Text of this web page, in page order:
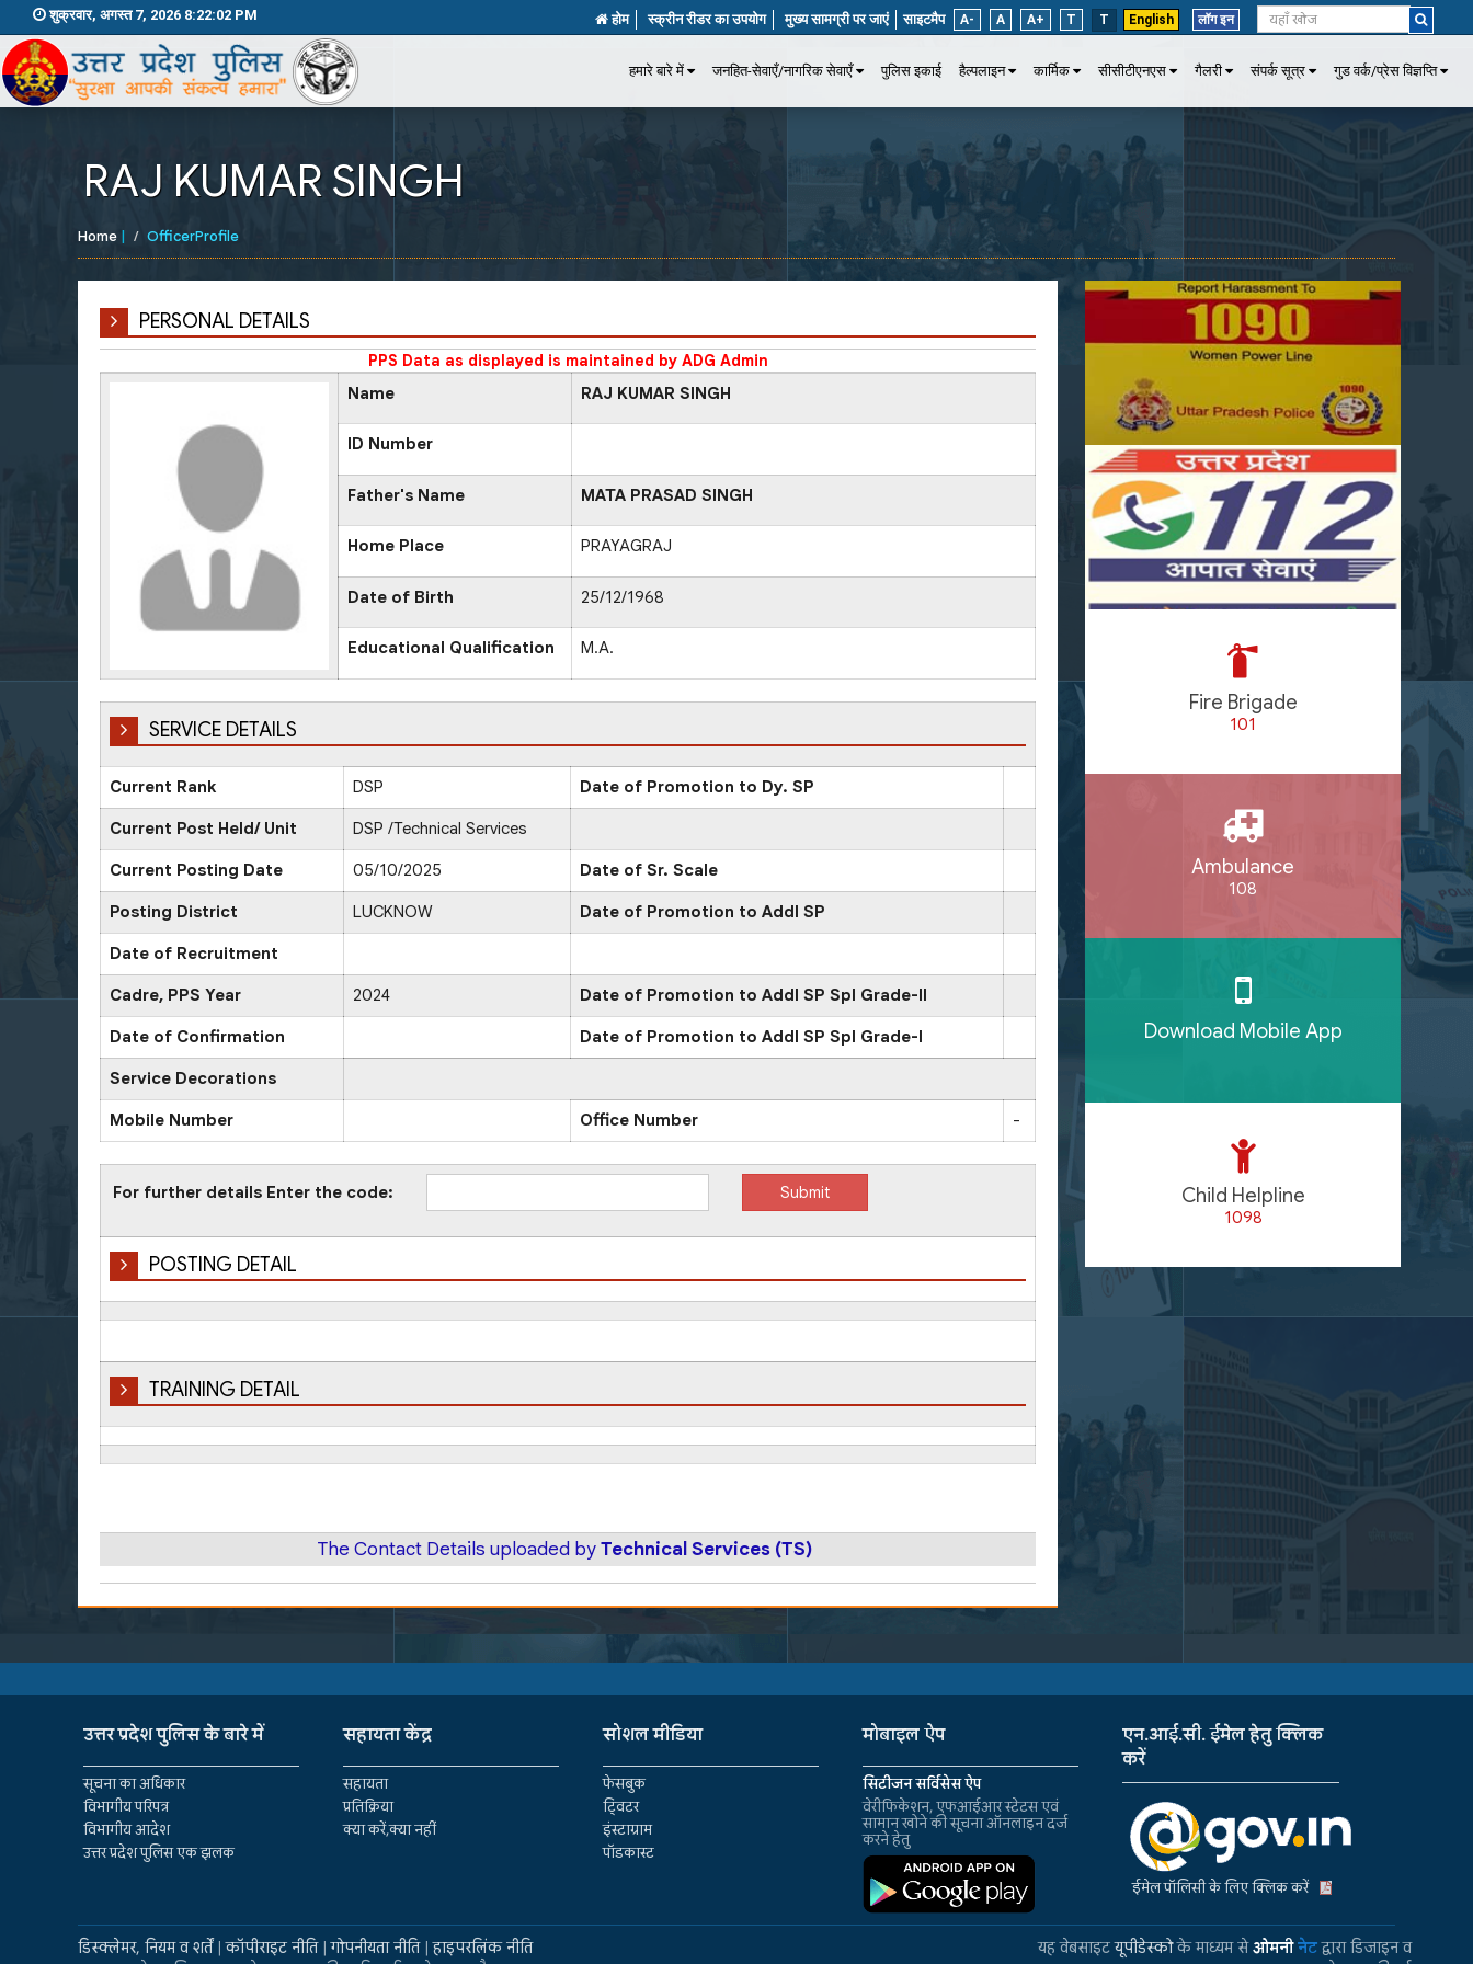
शुक्रवार, अगस्त 7, 2026 8:22:02 PM होम स्क्रीन रीडर का उपयोग मुख्य सामग्री पर जाएं साइटमैप A- A A+ T T English लॉग इन
हमारे बारे में जनहित-सेवाएँ/नागरिक सेवाएँ पुलिस इकाई हैल्पलाइन कार्मिक सीसीटीएनएस गैलरी संपर्क सूत्र गुड वर्क/प्रेस विज्ञप्ति
RAJ KUMAR SINGH
Home | OfficerProfile
PERSONAL DETAILS
PPS Data as displayed is maintained by ADG Admin
Name
RAJ KUMAR SINGH
ID Number
Father's Name MATA PRASAD SINGH
Home Place PRAYAGRAJ
Date of Birth 25/12/1968
Educational Qualification M.A.
SERVICE DETAILS
Current Rank DSP Date of Promotion to Dy. SP
Current Post Held/ Unit DSP /Technical Services
Current Posting Date 05/10/2025 Date of Sr. Scale
Posting District LUCKNOW Date of Promotion to Addl SP
Date of Recruitment
Cadre, PPS Year 2024 Date of Promotion to Addl SP Spl Grade-II
Date of Confirmation Date of Promotion to Addl SP Spl Grade-I
Service Decorations
Mobile Number Office Number -
For further details Enter the code:
POSTING DETAIL
TRAINING DETAIL
The Contact Details uploaded byTechnical Services (TS)
Fire Brigade
101
Ambulance
108
Download Mobile App
Child Helpline
1098
उत्तर प्रदेश पुलिस के बारे में
सूचना का अधिकार
विभागीय परिपत्र
विभागीय आदेश
उत्तर प्रदेश पुलिस एक झलक
सहायता केंद्र
सहायता
प्रतिक्रिया
क्या करें,क्या नहीं
सोशल मीडिया
फेसबुक
ट्विटर
इंस्टाग्राम
पॉडकास्ट
मोबाइल ऐप
सिटीजन सर्विसेस ऐप
वेरीफिकेशन, एफआईआर स्टेटस एवं
सामान खोने की सूचना ऑनलाइन दर्ज
करने हेतु
एन.आई.सी. ईमेल हेतु क्लिक
करें
ईमेल पॉलिसी के लिए क्लिक करें
डिस्क्लेमर, नियम व शर्तें|कॉपीराइट नीति|गोपनीयता नीति|हाइपरलिंक नीति
यह वेबसाइटयूपीडेस्कोके माध्यम सेओमनीनेटद्वारा डिजाइन व